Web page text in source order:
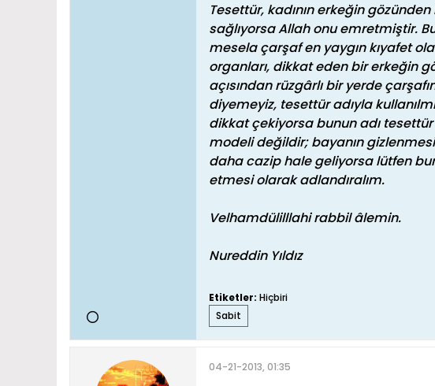
Tesettür, kadının erkeğin
sağlıyorsa Allah onu emretmiştir.
mesela çarşaf en yaygın kıyafet
organları, dikkat eden bir erkeğin
açısından rüzgârlı bir yerde
diyemeyiz, tesettür adıyla
dikkat çekiyorsa bunun adı
modeli değildir; bayanın
daha cazip hale geliyorsa lütfen
etmesi olarak adlandıralım.
Velhamdülilllahi rabbil âlemin.
Nureddin Yıldız
Etiketler: Hiçbiri
Sabit
04-21-2013, 01:35